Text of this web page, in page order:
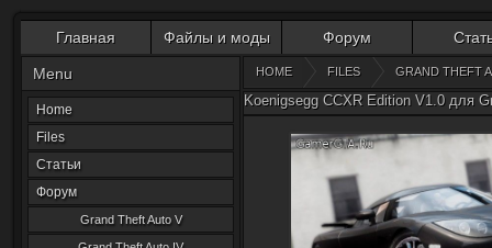
Главная Файлы и моды Форум
Menu
Home
Files
Статьи
Форум
Grand Theft Auto V
HOME FILES GRAND THEFT
Koenigsegg CCXR Edition V1.0 для